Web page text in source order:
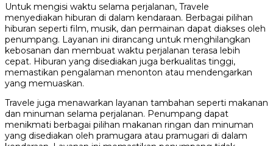
Untuk mengisi waktu selama perjalanan, Travele
menyediakan hiburan di dalam kendaraan. Berbagai pilihan
hiburan seperti film, musik, dan permainan dapat diakses oleh
penumpang. Layanan ini dirancang untuk menghilangkan
kebosanan dan membuat waktu perjalanan terasa lebih
cepat. Hiburan yang disediakan juga berkualitas tinggi,
memastikan pengalaman menonton atau mendengarkan
yang memuaskan.
Travele juga menawarkan layanan tambahan seperti makanan
dan minuman selama perjalanan. Penumpang dapat
menikmati berbagai pilihan makanan ringan dan minuman
yang disediakan oleh pramugara atau pramugari di dalam